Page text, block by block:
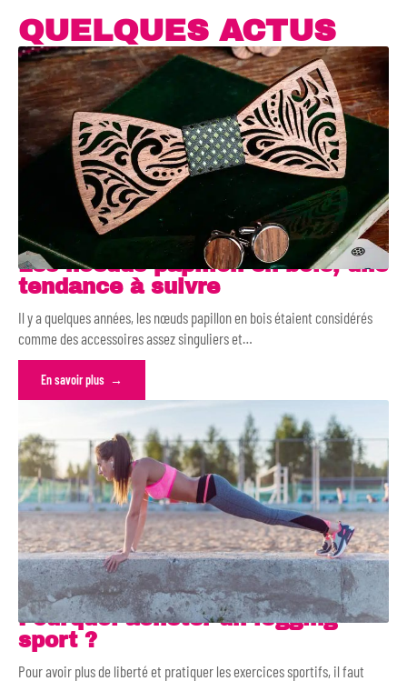
QUELQUES ACTUS
Les noeuds papillon en bois, une
tendance à suivre
Il y a quelques années, les nœuds papillon en bois étaient considérés
comme des accessoires assez singuliers et…
En savoir plus
Pourquoi acheter un legging
sport ?
Pour avoir plus de liberté et pratiquer les exercices sportifs, il faut